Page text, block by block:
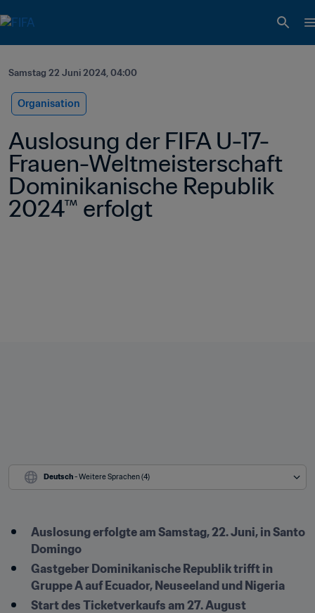
Samstag 22 Juni 2024, 04:00
Organisation
Auslosung der FIFA U-17-
Frauen-Weltmeisterschaft
Dominikanische Republik
2024™ erfolgt
Deutsch - Weitere Sprachen (4)
Auslosung erfolgte am Samstag, 22. Juni, in Santo
Domingo
Gastgeber Dominikanische Republik trifft in
Gruppe A auf Ecuador, Neuseeland und Nigeria
Start des Ticketverkaufs am 27. August